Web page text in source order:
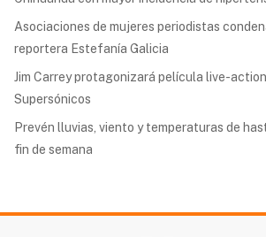
Asociaciones de mujeres periodistas
reportera Estefanía Galicia
Jim Carrey protagonizará película live-
Supersónicos
Prevén lluvias, viento y temperaturas de
fin de semana